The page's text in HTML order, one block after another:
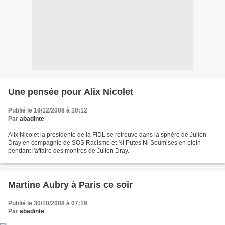
Une pensée pour Alix Nicolet
Publié le 19/12/2008 à 10:12
Par abadinte
Alix Nicolet la présidente de la FIDL se retrouve dans la sphère de Julien
Dray en compagnie de SOS Racisme et Ni Putes Ni Soumises en plein
pendant l'affaire des montres de Julien Dray.
Martine Aubry à Paris ce soir
Publié le 30/10/2008 à 07:19
Par abadinte